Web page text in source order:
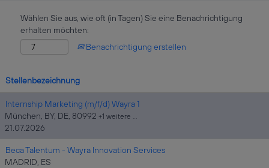
Wählen Sie aus, wie oft (in Tagen) Sie eine Benachrichtigung
erhalten möchten:
Benachrichtigung erstellen
Stellenbezeichnung
Internship Marketing (m/f/d) Wayra 1
München, BY, DE, 80992 +1 weitere …
21.07.2026
Beca Talentum - Wayra Innovation Services
MADRID, ES